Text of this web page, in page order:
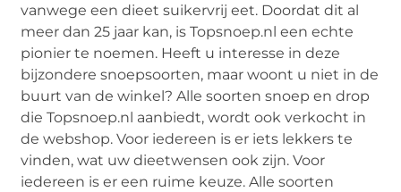
vanwege een dieet suikervrij eet. Doordat dit al
meer dan 25 jaar kan, is Topsnoep.nl een echte
pionier te noemen. Heeft u interesse in deze
bijzondere snoepsoorten, maar woont u niet in de
buurt van de winkel? Alle soorten snoep en drop
die Topsnoep.nl aanbiedt, wordt ook verkocht in
de webshop. Voor iedereen is er iets lekkers te
vinden, wat uw dieetwensen ook zijn. Voor
iedereen is er een ruime keuze. Alle soorten